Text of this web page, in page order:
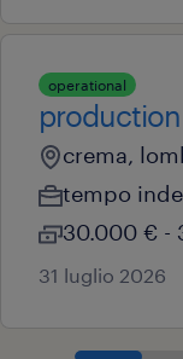
operational
crema,
tempo
30.000 € -
31 luglio 2026